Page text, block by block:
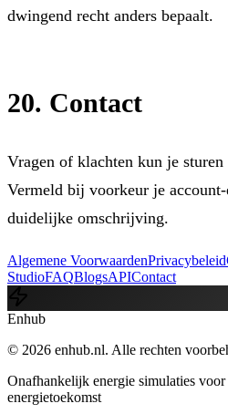
dwingend recht anders bepaalt.
20. Contact
Vragen of klachten kun je sturen
Vermeld bij voorkeur je account-
duidelijke omschrijving.
Algemene VoorwaardenPrivacybeleid
StudioFAQBlogsAPIContact
Enhub
© 2026 enhub.nl. Alle rechten
Onafhankelijk energie simulaties voor
energietoekomst